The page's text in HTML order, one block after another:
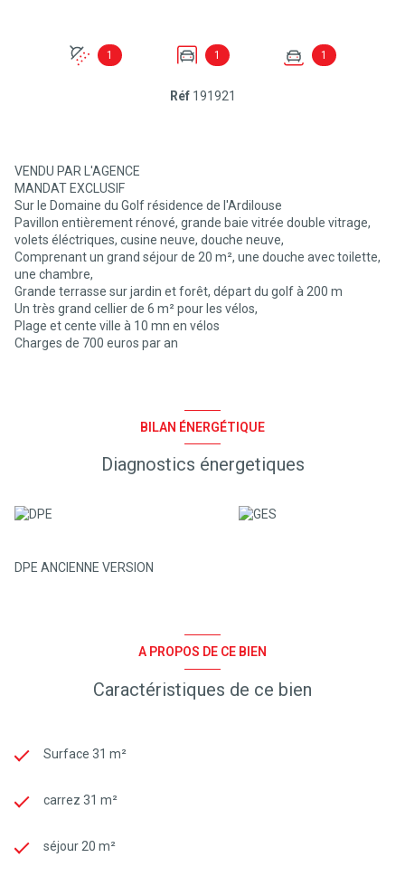
1 1 1
Réf 191921
VENDU PAR L'AGENCE
MANDAT EXCLUSIF
Sur le Domaine du Golf résidence de l'Ardilouse
Pavillon entièrement rénové, grande baie vitrée double vitrage,
volets éléctriques, cusine neuve, douche neuve,
Comprenant un grand séjour de 20 m², une douche avec toilette,
une chambre,
Grande terrasse sur jardin et forêt, départ du golf à 200 m
Un très grand cellier de 6 m² pour les vélos,
Plage et cente ville à 10 mn en vélos
Charges de 700 euros par an
BILAN ÉNERGÉTIQUE
Diagnostics énergetiques
DPE ANCIENNE VERSION
A PROPOS DE CE BIEN
Caractéristiques de ce bien
Surface 31 m²
carrez 31 m²
séjour 20 m²